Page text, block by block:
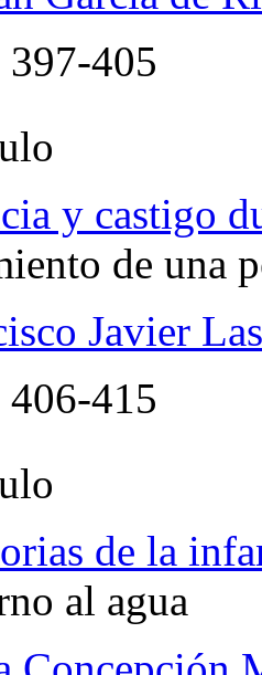
397-405
y castigo
de una
Javier
406-415
de la
al agua